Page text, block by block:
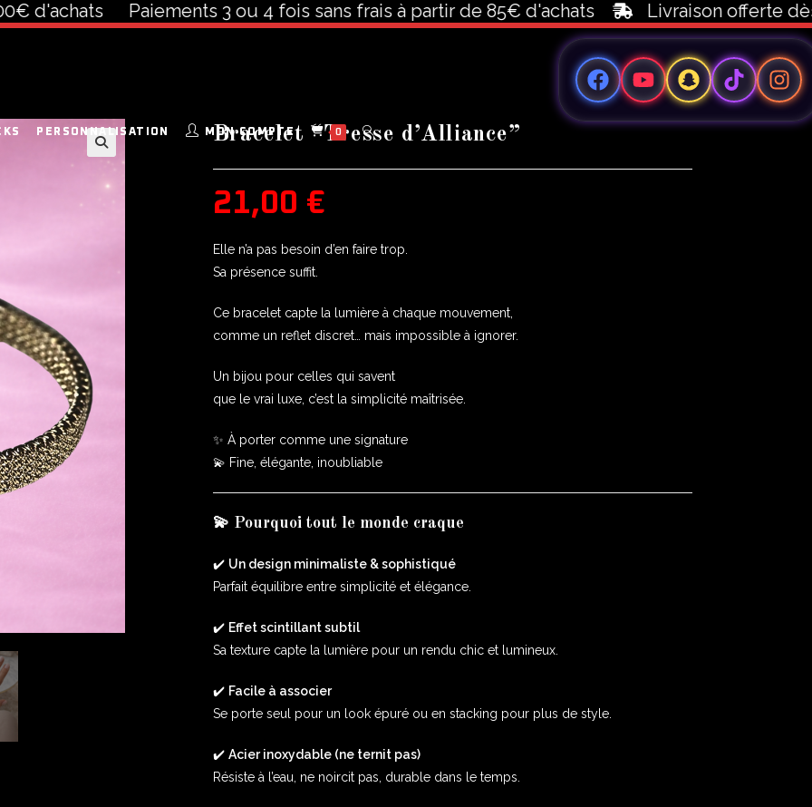
Paiements 3 ou 4 fois sans frais à partir de 85€ d'achats Livraison offerte dès
PERSONNALISATION MON COMPTE 0
Bracelet “Tresse d’Alliance”
21,00 €
Elle n’a pas besoin d’en faire trop.
Sa présence suffit.
Ce bracelet capte la lumière à chaque mouvement,
comme un reflet discret… mais impossible à ignorer.
Un bijou pour celles qui savent
que le vrai luxe, c’est la simplicité maîtrisée.
✨ À porter comme une signature
💫 Fine, élégante, inoubliable
💫 Pourquoi tout le monde craque
✔️ Un design minimaliste & sophistiqué
Parfait équilibre entre simplicité et élégance.
✔️ Effet scintillant subtil
Sa texture capte la lumière pour un rendu chic et lumineux.
✔️ Facile à associer
Se porte seul pour un look épuré ou en stacking pour plus de style.
✔️ Acier inoxydable (ne ternit pas)
Résiste à l’eau, ne noircit pas, durable dans le temps.